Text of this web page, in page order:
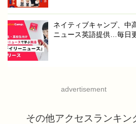
ネイティブキャンプ、中
ニュース英語提供…毎日
advertisement
その他アクセスランキン